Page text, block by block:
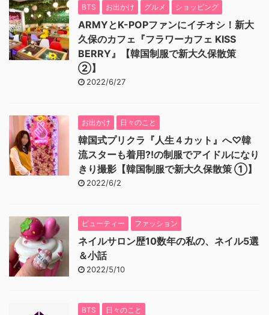
BTS お出かけ グルメ ショッピング
ARMYとK-POPファンにイチオシ！新大
久保のカフェ『フラワーカフェ KISS
BERRY』【韓国制服で新大久保散策
②】
2022/6/27
お出かけ 日々のこと
韓国式プリクラ『人生４カット』へ♡韓
流スターも着用⁈の制服でアイドルになり
きり撮影【韓国制服で新大久保散策 ①】
2022/6/2
ビューティー ファッション
ネイルサロン歴10数年の私の、ネイル5選
＆小話
2022/5/10
BTS 日々のこと